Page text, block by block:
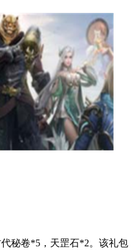
秘卷*5，天罡石*2。该礼包